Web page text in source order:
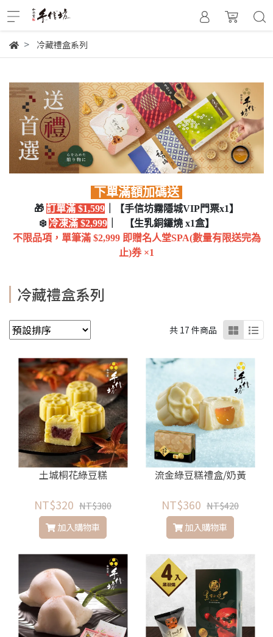
冷藏禮盒系列
下單滿額加碼送
🎁 訂單滿 $1,599
【手信坊霧隱城VIP門票x1】
❄️ 冷凍滿 $2,999
【生乳銅鑼燒 x1盒】
不限品項，單筆滿 $2,999 即贈名人堂SPA(數量有限送完為
止)券 ×1
冷藏禮盒系列
共 17 件商品
土城桐花綠豆糕
NT$320 NT$380
加入購物車
流金綠豆糕禮盒/奶黃
NT$360 NT$420
加入購物車